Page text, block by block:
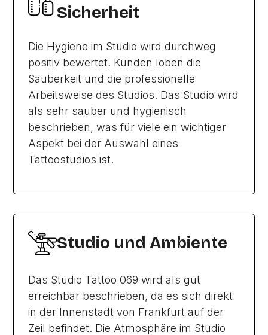
Sicherheit
Die Hygiene im Studio wird durchweg
positiv bewertet. Kunden loben die
Sauberkeit und die professionelle
Arbeitsweise des Studios. Das Studio wird
als sehr sauber und hygienisch
beschrieben, was für viele ein wichtiger
Aspekt bei der Auswahl eines
Tattoostudios ist.
Studio und Ambiente
Das Studio Tattoo 069 wird als gut
erreichbar beschrieben, da es sich direkt
in der Innenstadt von Frankfurt auf der
Zeil befindet. Die Atmosphäre im Studio